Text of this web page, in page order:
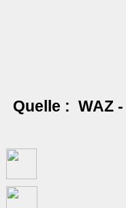
Quelle : WAZ